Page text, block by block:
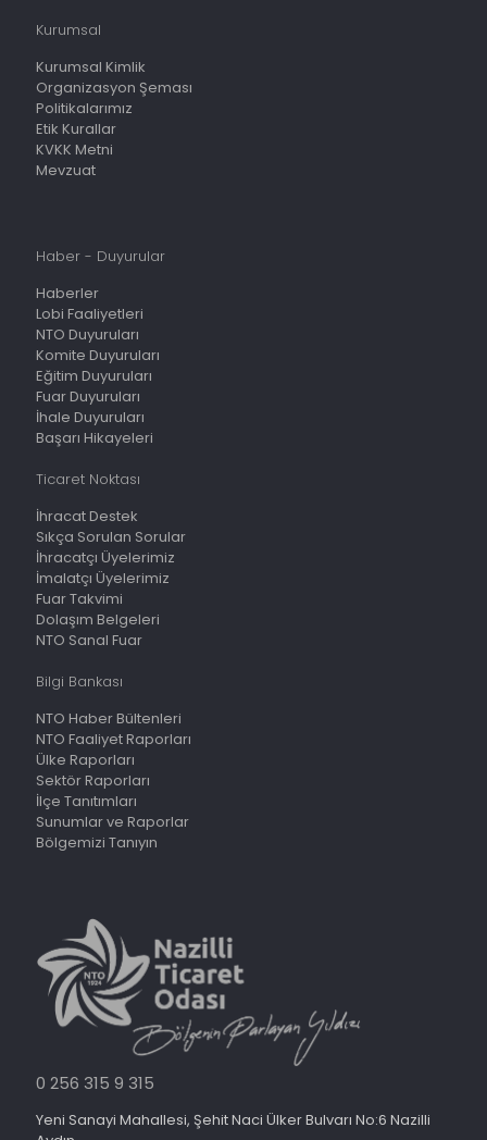
Kurumsal
Kurumsal Kimlik
Organizasyon Şeması
Politikalarımız
Etik Kurallar
KVKK Metni
Mevzuat
Haber - Duyurular
Haberler
Lobi Faaliyetleri
NTO Duyuruları
Komite Duyuruları
Eğitim Duyuruları
Fuar Duyuruları
İhale Duyuruları
Başarı Hikayeleri
Ticaret Noktası
İhracat Destek
Sıkça Sorulan Sorular
İhracatçı Üyelerimiz
İmalatçı Üyelerimiz
Fuar Takvimi
Dolaşım Belgeleri
NTO Sanal Fuar
Bilgi Bankası
NTO Haber Bültenleri
NTO Faaliyet Raporları
Ülke Raporları
Sektör Raporları
İlçe Tanıtımları
Sunumlar ve Raporlar
Bölgemizi Tanıyın
0 256 315 9 315
Yeni Sanayi Mahallesi, Şehit Naci Ülker Bulvarı No:6 Nazilli